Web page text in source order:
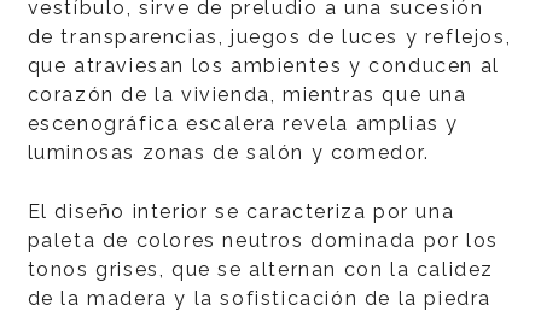
vestíbulo, sirve de preludio a una sucesión
de transparencias, juegos de luces y reflejos,
que atraviesan los ambientes y conducen al
corazón de la vivienda, mientras que una
escenográfica escalera revela amplias y
luminosas zonas de salón y comedor.
El diseño interior se caracteriza por una
paleta de colores neutros dominada por los
tonos grises, que se alternan con la calidez
de la madera y la sofisticación de la piedra